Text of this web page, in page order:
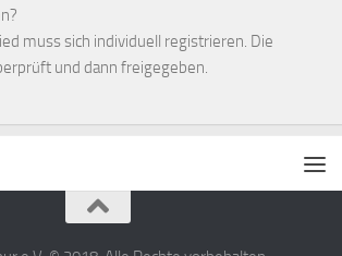
muss sich individuell registrieren. Die
und dann freigegeben.